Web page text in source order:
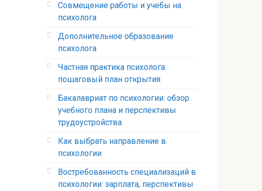
Совмещение работы и учебы на
психолога
Дополнительное образование
психолога
Частная практика психолога:
пошаговый план открытия
Бакалавриат по психологии: обзор
учебного плана и перспективы
трудоустройства
Как выбрать направление в
психологии
Востребованность специализаций в
психологии: зарплата, перспективы